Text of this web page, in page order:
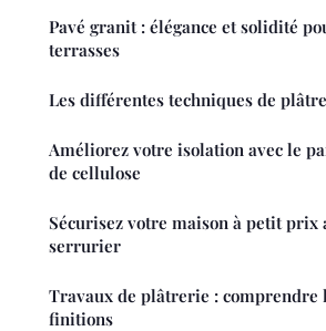
Pavé granit : élégance et solidité
terrasses
Les différentes techniques de
Améliorez votre isolation avec le
de cellulose
Sécurisez votre maison à petit prix
serrurier
Travaux de plâtrerie : comprendre
finitions